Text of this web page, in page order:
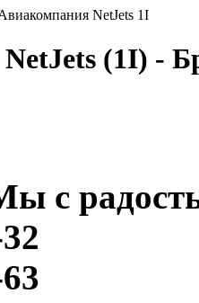
NetJets 1I
(1I) -
с